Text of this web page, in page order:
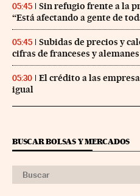
05:45
Sin refugio frente a la
“Está afectando a gente de
05:45
Subidas de precios y
cifras de franceses y
05:30
El crédito a las
igual
BUSCAR BOLSAS Y MERCADOS